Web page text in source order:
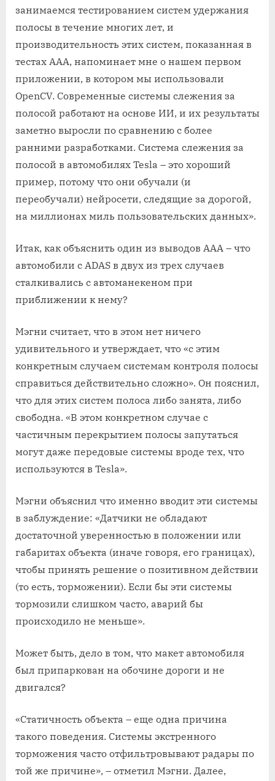
занимаемся тестированием систем удержания
полосы в течение многих лет, и
производительность этих систем, показанная в
тестах ААА, напоминает мне о нашем первом
приложении, в котором мы использовали
OpenCV. Современные системы слежения за
полосой работают на основе ИИ, и их результаты
заметно выросли по сравнению с более
ранними разработками. Система слежения за
полосой в автомобилях Tesla – это хороший
пример, потому что они обучали (и
переобучали) нейросети, следящие за дорогой,
на миллионах миль пользовательских данных».
Итак, как объяснить один из выводов AAA – что
автомобили с ADAS в двух из трех случаев
сталкивались с автоманекеном при
приближении к нему?
Мэгни считает, что в этом нет ничего
удивительного и утверждает, что «с этим
конкретным случаем системам контроля полосы
справиться действительно сложно». Он пояснил,
что для этих систем полоса либо занята, либо
свободна. «В этом конкретном случае с
частичным перекрытием полосы запутаться
могут даже передовые системы вроде тех, что
используются в Tesla».
Мэгни объяснил что именно вводит эти системы
в заблуждение: «Датчики не обладают
достаточной уверенностью в положении или
габаритах объекта (иначе говоря, его границах),
чтобы принять решение о позитивном действии
(то есть, торможении). Если бы эти системы
тормозили слишком часто, аварий бы
происходило не меньше».
Может быть, дело в том, что макет автомобиля
был припаркован на обочине дороги и не
двигался?
«Статичность объекта – еще одна причина
такого поведения. Системы экстренного
торможения часто отфильтровывают радары по
той же причине», – отметил Мэгни. Далее,